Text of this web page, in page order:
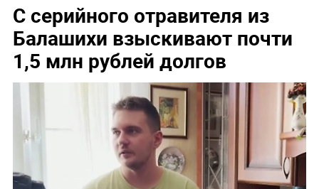
С серийного отравителя из
Балашихи взыскивают почти
1,5 млн рублей долгов